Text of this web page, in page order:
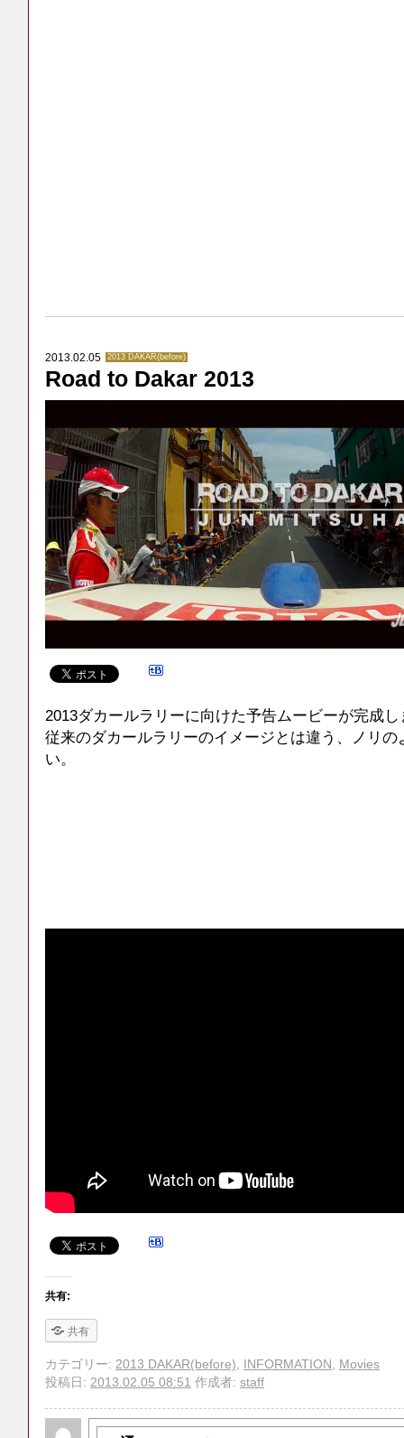
2013.02.05 2013 DAKAR(before)
Road to Dakar 2013
2013ダカールラリーに向けた予告ムービーが完成し
従来のダカールラリーのイメージとは違う、ノリ
い。
共有:
共有
カテゴリー: 2013 DAKAR(before) INFORMATION
Movies
投稿日: 2013.02.05 08:51 作成者: staff